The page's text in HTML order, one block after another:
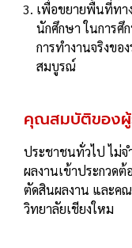
เพื่อขยายพื้นที่ทา
นักศึกษา ในการ
การทํางานจริงขอ
สมบูรณ์
คุณสมบัติของ
ประชาชนทั่วไป ไม่จํ
ผลงานเข้าประกวด
ตัดสินผลงาน และค
วิทยาลัยเชียงใหม